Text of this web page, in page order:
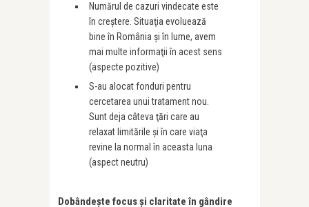
Numărul de cazuri vindecate este
în creştere. Situaţia evoluează
bine în România şi în lume, avem
mai multe informaţii în acest sens
(aspecte pozitive)
S-au alocat fonduri pentru
cercetarea unui tratament nou.
Sunt deja câteva ţări care au
relaxat limitările şi în care viaţa
revine la normal în aceasta luna
(aspect neutru)
Dobândeşte focus şi claritate în gândire